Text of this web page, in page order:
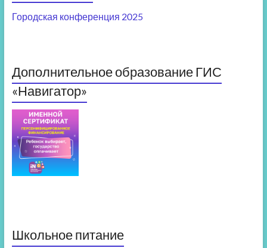
Городская конференция 2025
Дополнительное образование ГИС
«Навигатор»
Школьное питание